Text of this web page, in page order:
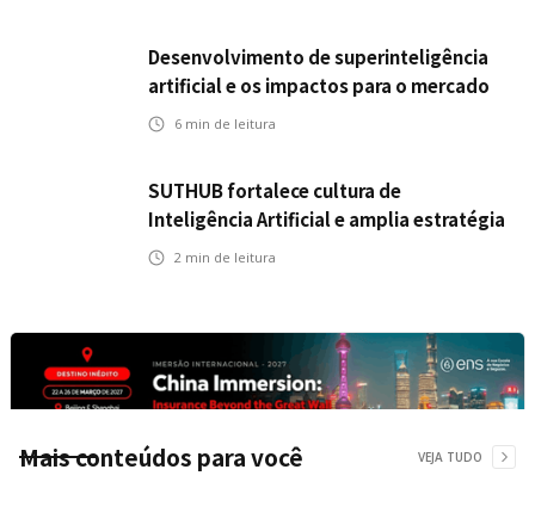
Desenvolvimento de superinteligência
artificial e os impactos para o mercado
de seguros
6 min de leitura
SUTHUB fortalece cultura de
Inteligência Artificial e amplia estratégia
para toda a organização
2 min de leitura
Mais conteúdos para você VEJA TUDO